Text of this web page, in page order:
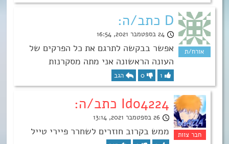
D כתב/ה:
24 בספטמבר 2021, 16:54
אפשר בבקשה לתרגם את כל הפרקים של
העונה הראשונה אני מתה מסקרנות
1
0 הגב
Ido4224 כתב/ה:
26 בספטמבר 2021, 13:14
ממש בקרוב חוזרים לשחרר פיירי טייל